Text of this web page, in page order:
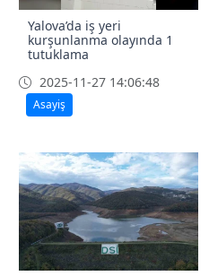
Yalova’da iş yeri
kurşunlanma olayında 1
tutuklama
2025-11-27 14:06:48
Asayiş